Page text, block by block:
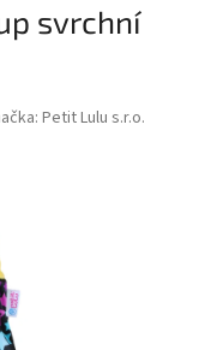
svrchní
Petit Lulu s.r.o.